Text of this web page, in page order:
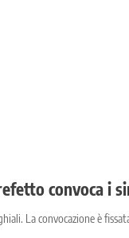
convoca i
La convocazione è